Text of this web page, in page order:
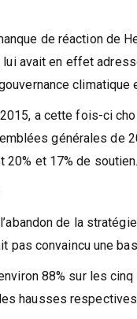
de réaction de
avait en effet
a cette fois-ci
générales de
et 17% de soutien.
de la
pas convaincu une
88% sur les
hausses